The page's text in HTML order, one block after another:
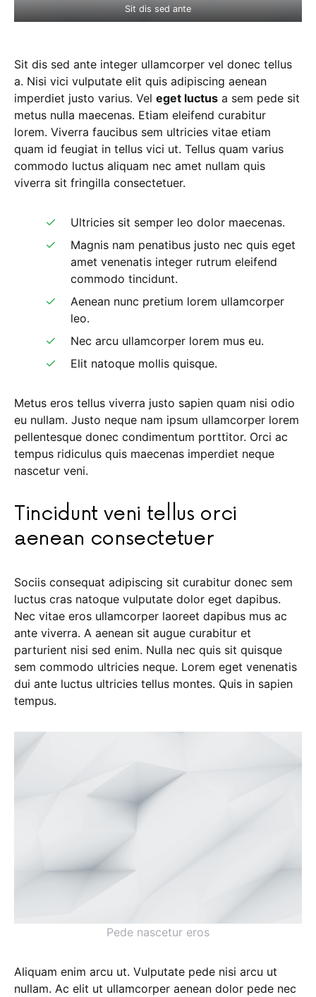
Sit dis sed ante
Sit dis sed ante integer ullamcorper vel donec tellus
a. Nisi vici vulputate elit quis adipiscing aenean
imperdiet justo varius. Vel eget luctus a sem pede sit
metus nulla maecenas. Etiam eleifend curabitur
lorem. Viverra faucibus sem ultricies vitae etiam
quam id feugiat in tellus vici ut. Tellus quam varius
commodo luctus aliquam nec amet nullam quis
viverra sit fringilla consectetuer.
Ultricies sit semper leo dolor maecenas.
Magnis nam penatibus justo nec quis eget
amet venenatis integer rutrum eleifend
commodo tincidunt.
Aenean nunc pretium lorem ullamcorper
leo.
Nec arcu ullamcorper lorem mus eu.
Elit natoque mollis quisque.
Metus eros tellus viverra justo sapien quam nisi odio
eu nullam. Justo neque nam ipsum ullamcorper lorem
pellentesque donec condimentum porttitor. Orci ac
tempus ridiculus quis maecenas imperdiet neque
nascetur veni.
Tincidunt veni tellus orci
aenean consectetuer
Sociis consequat adipiscing sit curabitur donec sem
luctus cras natoque vulputate dolor eget dapibus.
Nec vitae eros ullamcorper laoreet dapibus mus ac
ante viverra. A aenean sit augue curabitur et
parturient nisi sed enim. Nulla nec quis sit quisque
sem commodo ultricies neque. Lorem eget venenatis
dui ante luctus ultricies tellus montes. Quis in sapien
tempus.
Pede nascetur eros
Aliquam enim arcu ut. Vulputate pede nisi arcu ut
nullam. Ac elit ut ullamcorper aenean dolor pede nec